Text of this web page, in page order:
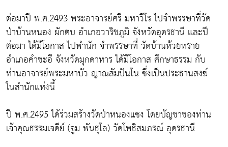
ต่อมาปี พ.ศ.2493 พระอาจารย์ศรี มหาวีโร ไปจำพรรษาที่วัด
ป่าบ้านหนอง ผักตบ อำเภอวาริชภูมิ จังหวัดอุดรธานี และปี
ต่อมา ได้มีโอกาส ไปพำนัก จำพรรษาที่ วัดบ้านห้วยทราย
อำเภอคำชะอี จังหวัดมุกดาหาร ได้มีโอกาส ศึกษาธรรม กับ
ท่านอาจารย์พระมหาบัว ญาณสัมปันโน ซึ่งเป็นประธานสงฆ์
ในสำนักแห่งนี้
ปี พ.ศ.2495 ได้ร่วมสร้างวัดป่าหนองแซง โดยบัญชาของท่าน
เจ้าคุณธรรมเจดีย์ (จูม พันธุโล) วัดโพธิสมภรณ์ อุดรธานี